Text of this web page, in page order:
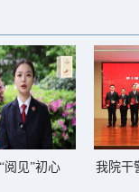
阅见”初心
我院干